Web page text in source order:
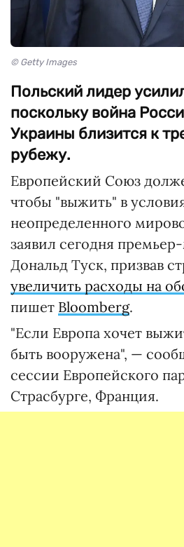
© Getty Images
Польский лидер
поскольку война
Украины близится к
рубежу.
Европейский Союз
чтобы "выжить" в
неопределенного
заявил сегодня
Дональд Туск, призвав
увеличить расходы на
пишет Bloomberg.
"Если Европа хочет
быть вооружена", —
сессии Европейского
Страсбурге, Франция.